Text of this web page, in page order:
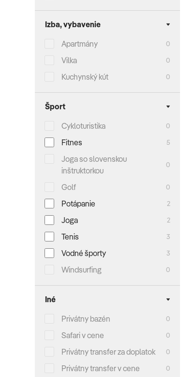
Izba, vybavenie
Apartmány
0
Vilka 0
Kuchynský kút 0
Šport
Cykloturistika
0
Fitnes 5
Joga so slovenskou
inštruktorkou
0
Golf 0
Potápanie 2
Joga 2
Tenis 3
Vodné športy 3
Windsurfing 0
Iné
Privátny bazén
0
Safari v cene 0
Privátny transfer za doplatok 0
Privátny transfer v cene 0